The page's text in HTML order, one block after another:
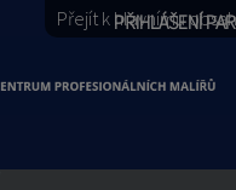
Přejít k hlavnímu
PŘIHLÁŠENÍ